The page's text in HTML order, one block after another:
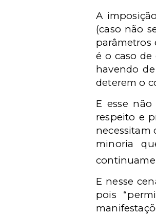
A
(caso não
parâmetros
é o caso
havendo
deterem o
E esse
respeito e
necessitam
minoria
E nesse
pois